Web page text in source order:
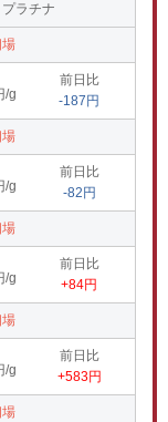
プラチナ
/g
前日比
-187円
/g
前日比
-82円
/g
前日比
+84円
/g
前日比
+583円